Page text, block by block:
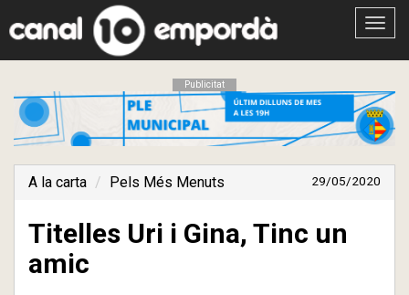
Obrir
Publicitat
A la carta Pels Més Menuts 29/05/2020
Titelles Uri i Gina, Tinc un
amic